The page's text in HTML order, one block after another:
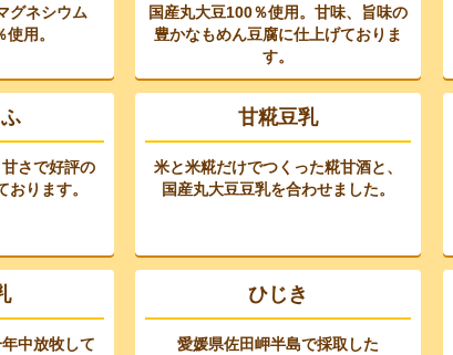
グネシウム
使用。
国産丸大豆100％使用。 甘味、旨味の
豊かなもめん豆腐に仕上げておりま
す。
さで好評の
ります。
甘糀豆乳
米と米糀だけでつくった糀甘酒と、
国産丸大豆豆乳を合わせました。
中放牧して
ひじき
愛媛県佐田岬半島で採取した